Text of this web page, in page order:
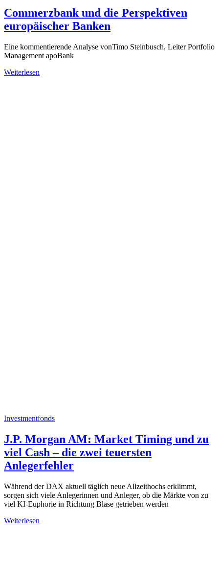
Commerzbank und die Perspektiven
europäischer Banken
Eine kommentierende Analyse vonTimo Steinbusch, Leiter Portfolio
Management apoBank
Weiterlesen
Investmentfonds
J.P. Morgan AM: Market Timing und zu
viel Cash – die zwei teuersten
Anlegerfehler
Während der DAX aktuell täglich neue Allzeithochs erklimmt,
sorgen sich viele Anlegerinnen und Anleger, ob die Märkte von zu
viel KI-Euphorie in Richtung Blase getrieben werden
Weiterlesen